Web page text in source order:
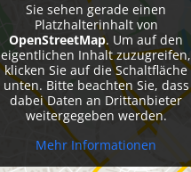
Sie sehen gerade einen
Platzhalterinhalt von
OpenStreetMap. Um auf den
eigentlichen Inhalt zuzugreifen,
klicken Sie auf die Schaltfläche
unten. Bitte beachten Sie, dass
dabei Daten an Drittanbieter
weitergegeben werden.
Mehr Informationen